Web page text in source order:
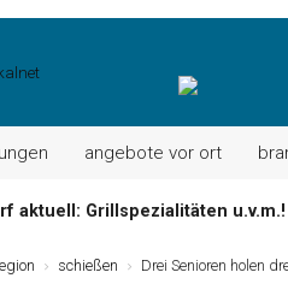
angebote vor ort
aktuell: Grillspezialitäten u.v.m.!
schießen Drei Senioren holen